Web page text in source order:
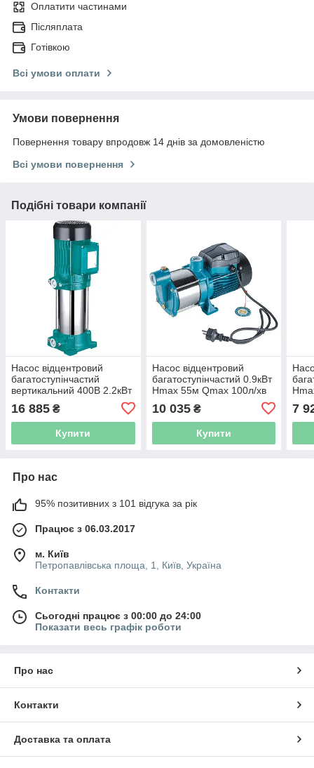
Оплатити частинами
Післяплата
Готівкою
Всі умови оплати
Умови повернення
Повернення товару впродовж 14 днів за домовленістю
Всі умови повернення
Подібні товари компанії
Насос відцентровий
багатоступінчастий
вертикальний 400В 2.2кВт
Hmax 98м Qmax 100л/хв
LEO 3.0 EVP4-8 (7754573)
16 885 ₴
Купити
Насос відцентровий
багатоступінчастий 0.9кВт
Hmax 55м Qmax 100л/хв
нерж LEO 3.0 5ACm100S
(775416)
10 035₴
Купити
7
Про нас
95% позитивних з 101 відгука за рік
Працює з 06.03.2017
м. Київ
Петропавлівська площа, 1, Київ, Україна
Контакти
Сьогодні працює з 00:00 до 24:00
Показати весь графік роботи
Про нас
Контакти
Доставка та оплата